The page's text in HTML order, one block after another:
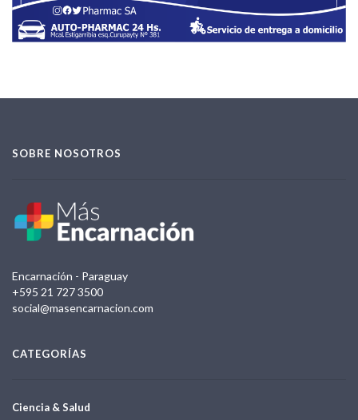
SOBRE NOSOTROS
Encarnación - Paraguay
+595 21 727 3500
social@masencarnacion.com
CATEGORÍAS
Ciencia & Salud